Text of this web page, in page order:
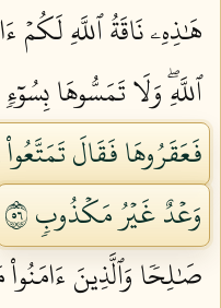
هَٰذِهِۦ نَاقَةُ ٱللَّهِ
ٱللَّهِۖ وَلَا تَمَسُّوهَا
فَعَقَرُوهَا فَقَالَ
وَعۡدٌ غَيۡرُ مَكۡذُوبٖ ٦٥
صَٰلِحٗا وَٱلَّذِينَ